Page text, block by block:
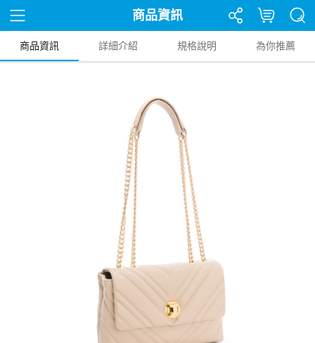
商品資訊
商品資訊 詳細介紹 規格說明 為你推薦